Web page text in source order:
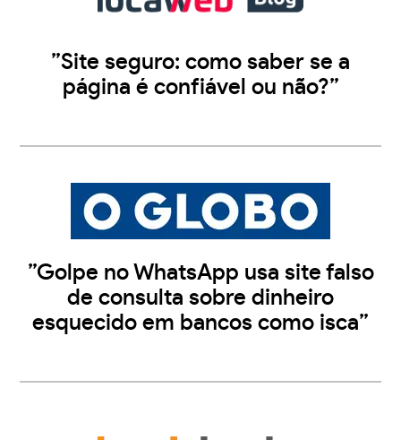
”Site seguro: como saber se a
página é confiável ou não?”
”Golpe no WhatsApp usa site falso
de consulta sobre dinheiro
esquecido em bancos como isca”